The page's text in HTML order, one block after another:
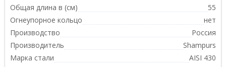
Общая длина в (см)
55
Огнеупорное кольцо
нет
Производство
Россия
Производитель
Shampurs
Марка стали
AISI 430